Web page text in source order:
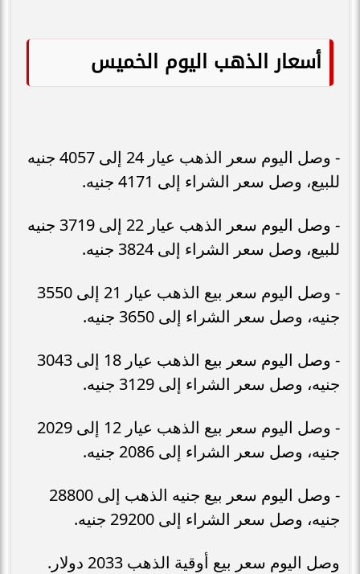
أسعار الذهب اليوم الخميس
- وصل اليوم سعر الذهب عيار 24 إلى 4057 جنيه
للبيع، وصل سعر الشراء إلى 4171 جنيه.
- وصل اليوم سعر الذهب عيار 22 إلى 3719 جنيه
للبيع، وصل سعر الشراء إلى 3824 جنيه.
- وصل اليوم سعر بيع الذهب عيار 21 إلى 3550
جنيه، وصل سعر الشراء إلى 3650 جنيه.
- وصل اليوم سعر بيع الذهب عيار 18 إلى 3043
جنيه، وصل سعر الشراء إلى 3129 جنيه.
- وصل اليوم سعر بيع الذهب عيار 12 إلى 2029
جنيه، وصل سعر الشراء إلى 2086 جنيه.
- وصل اليوم سعر بيع جنيه الذهب إلى 28800
جنيه، وصل سعر الشراء إلى 29200 جنيه.
وصل اليوم سعر بيع أوقية الذهب 2033 دولار.